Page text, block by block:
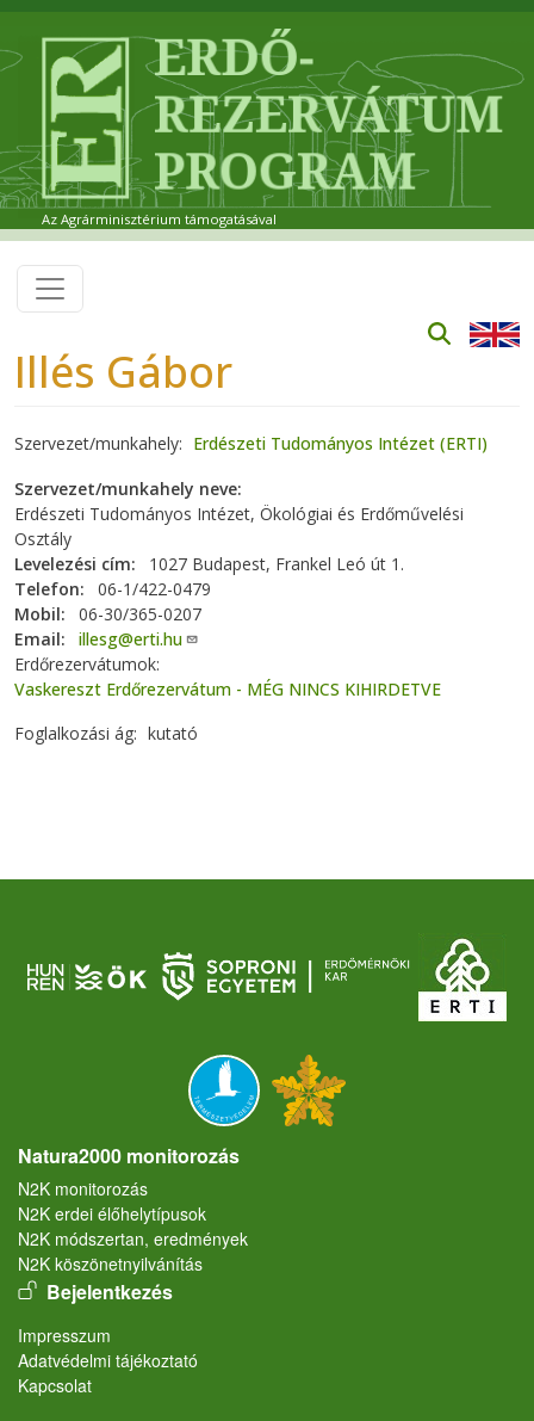
Az Agrárminisztérium támogatásával
Illés Gábor
Szervezet/munkahely
Erdészeti Tudományos Intézet (ERTI)
Szervezet/munkahely neve
Erdészeti Tudományos Intézet, Ökológiai és Erdőművelési
Osztály
Levelezési cím
1027 Budapest, Frankel Leó út 1.
Telefon
06-1/422-0479
Mobil
06-30/365-0207
Email
illesg@erti.hu
Erdőrezervátumok
Vaskereszt Erdőrezervátum - MÉG NINCS KIHIRDETVE
Foglalkozási ág
kutató
Natura2000 monitorozás
N2K monitorozás
N2K erdei élőhelytípusok
N2K módszertan, eredmények
N2K köszönetnyilvánítás
User account menu
Bejelentkezés
Lábléc
Impresszum
Adatvédelmi tájékoztató
Kapcsolat